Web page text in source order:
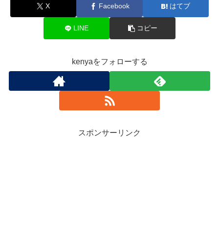
X Facebook はてブ
LINE コピー
kenyaをフォローする
スポンサーリンク